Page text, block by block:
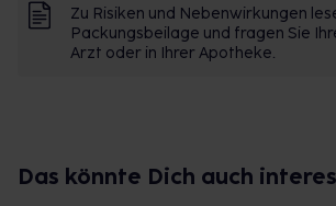
Zu Risiken und Nebenwirkungen
Packungsbeilage und fragen Sie
Arzt oder in Ihrer Apotheke.
Das könnte Dich auch